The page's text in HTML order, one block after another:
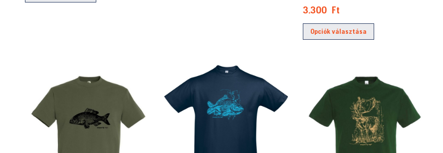
változatok
termékoldalon
választhatók
ki
változatok
termékoldalon
választhatók
ki
3.300 Ft
Opciók választása
Ennek
van.
A
változatok
a
termékoldalon